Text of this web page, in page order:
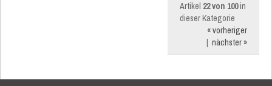
Artikel 22 von 100in
dieser Kategorie
« vorheriger
| nächster »